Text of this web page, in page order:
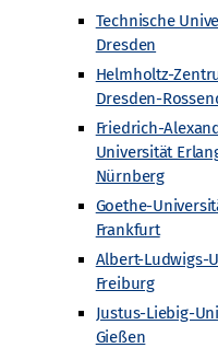
Technische
Dresden
Helmholtz-
Dresden-
Friedrich-
Universität
Nürnberg
Goethe-
Frankfurt
Albert-Ludwigs-
Freiburg
Justus-Liebig-
Gießen